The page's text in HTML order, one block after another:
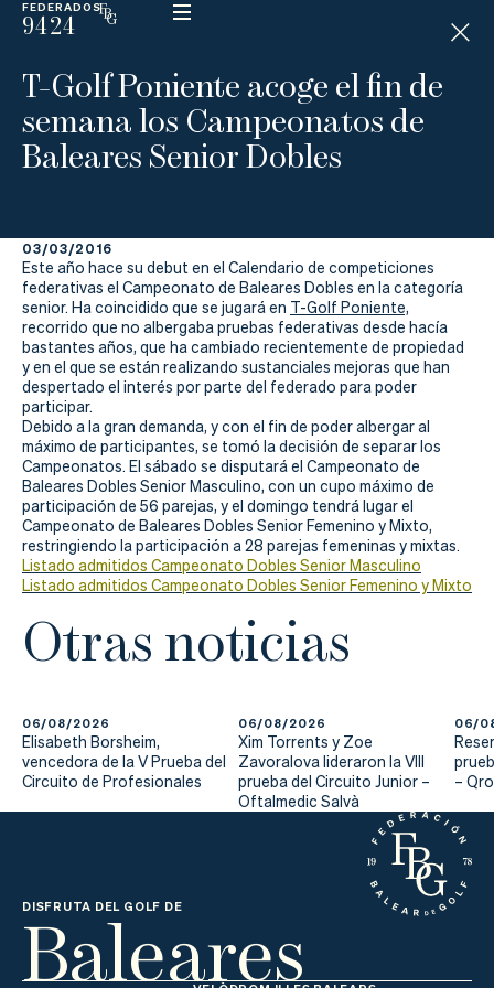
FEDERADOS
9424
ESP
N
D
C
A
P
La
Federación
Federarse
Jugar
Aprender
Actualidad
Tienda
T-Golf Poniente acoge el fin de
semana los Campeonatos de
Baleares Senior Dobles
03/03/2016
Este año hace su debut en el Calendario de competiciones
federativas el Campeonato de Baleares Dobles en la categoría
senior. Ha coincidido que se jugará en T-Golf Poniente,
recorrido que no albergaba pruebas federativas desde hacía
bastantes años, que ha cambiado recientemente de propiedad
y en el que se están realizando sustanciales mejoras que han
despertado el interés por parte del federado para poder
participar.
Debido a la gran demanda, y con el fin de poder albergar al
máximo de participantes, se tomó la decisión de separar los
Campeonatos. El sábado se disputará el Campeonato de
Baleares Dobles Senior Masculino, con un cupo máximo de
participación de 56 parejas, y el domingo tendrá lugar el
Campeonato de Baleares Dobles Senior Femenino y Mixto,
restringiendo la participación a 28 parejas femeninas y mixtas.
Listado admitidos Campeonato Dobles Senior Masculino
Listado admitidos Campeonato Dobles Senior Femenino y Mixto
Otras noticias
06/08/2026
Elisabeth Borsheim,
vencedora de la V Prueba del
Circuito de Profesionales
06/08/2026
Xim Torrents y Zoe
Zavoralova lideraron la VIII
prueba del Circuito Junior –
Oftalmedic Salvà
06/
–
DISFRUTA DEL GOLF DE
Baleares